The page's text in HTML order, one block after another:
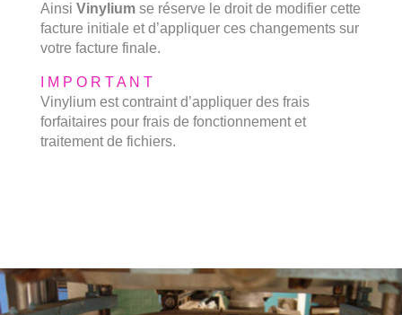
Ainsi Vinyliumse réserve le droit de modifier cette
facture initiale et d’appliquer ces changements sur
votre facture finale.
I M P O R T A N T
Vinylium est contraint d’appliquer des frais
forfaitaires pour frais de fonctionnement et
traitement de fichiers.